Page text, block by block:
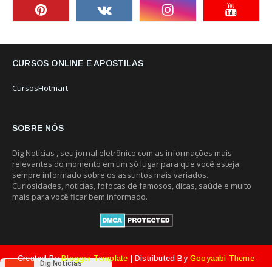
CURSOS ONLINE E APOSTILAS
CursosHotmart
SOBRE NÓS
Dig Notícias , seu jornal eletrônico com as informações mais
relevantes do momento em um só lugar para que você esteja
sempre informado sobre os assuntos mais variados.
Curiosidades, notícias, fofocas de famosos, dicas, saúde e muito
mais para você ficar bem informado.
Created ByBlogger Template | Distributed ByGooyaabi Theme